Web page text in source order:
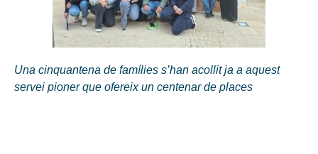
Una cinquantena de famílies s’han acollit ja a aquest
servei pioner que ofereix un centenar de places